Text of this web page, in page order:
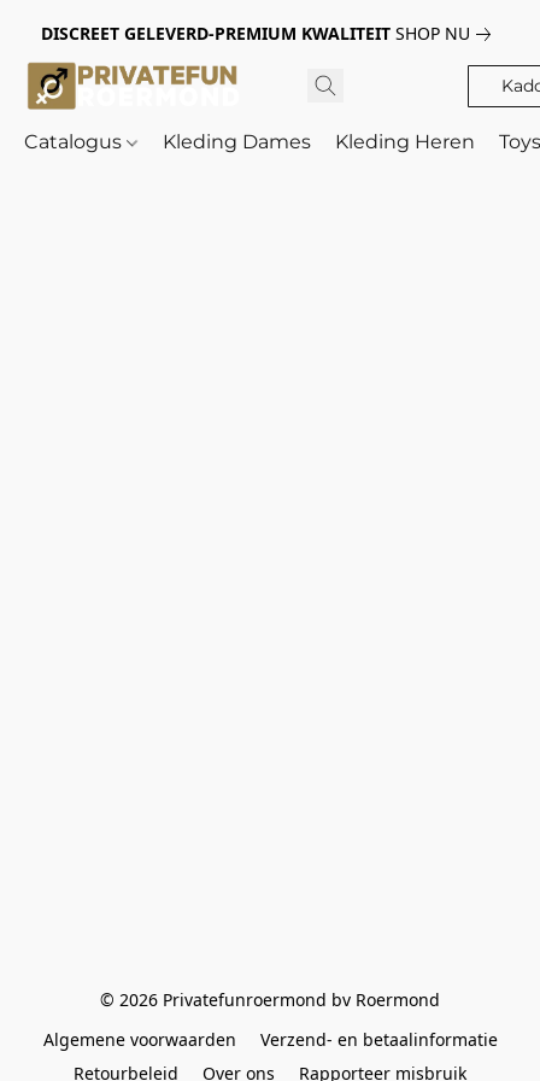
DISCREET GELEVERD-PREMIUM KWALITEIT SHOP NU
Catalogus Kleding Dames Kleding Heren
© 2026 Privatefunroermond bv Roermond
Algemene voorwaarden
Verzend- en betaalinformatie
Retourbeleid
Over ons Rapporteer misbruik